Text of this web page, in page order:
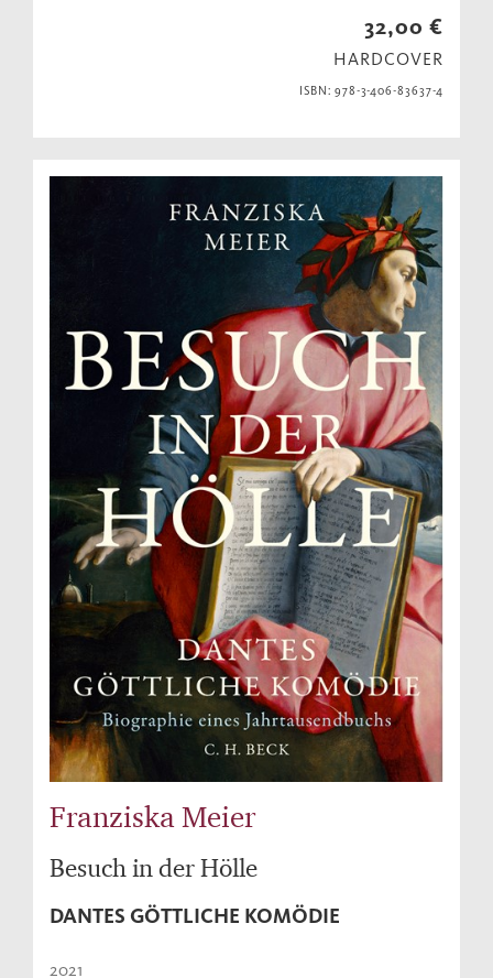
32,00 €
HARDCOVER
ISBN: 978-3-406-83637-4
Franziska Meier
Besuch in der Hölle
DANTES GÖTTLICHE KOMÖDIE
2021